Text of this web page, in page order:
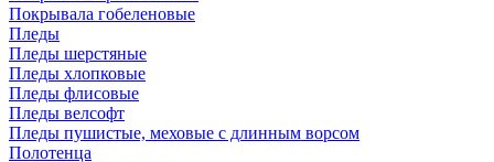
Покрывала гобеленовые
Пледы
Пледы шерстяные
Пледы хлопковые
Пледы флисовые
Пледы велсофт
Пледы пушистые, меховые с длинным ворсом
Полотенца